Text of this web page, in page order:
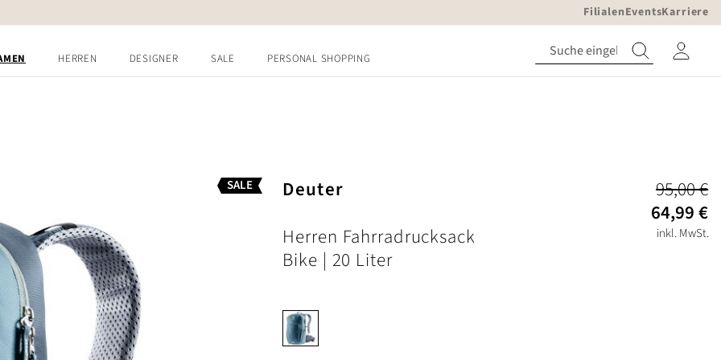
FilialenEventsKarriere
HERREN DESIGNER SALE PERSONAL SHOPPING
SALE
Deuter
Herren Fahrradrucksack
Bike | 20 Liter
95,00 €
64,99 €
inkl. MwSt.